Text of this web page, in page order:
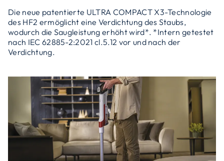
Die neue patentierte ULTRA COMPACT X3-Technologie
des HF2 ermöglicht eine Verdichtung des Staubs,
wodurch die Saugleistung erhöht wird*. *Intern getestet
nach IEC 62885-2:2021 cl.5.12 vor und nach der
Verdichtung.